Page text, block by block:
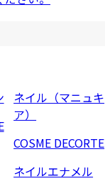
ネイル（マニュキ
ア）
COSME DECORTE
ネイルエナメル